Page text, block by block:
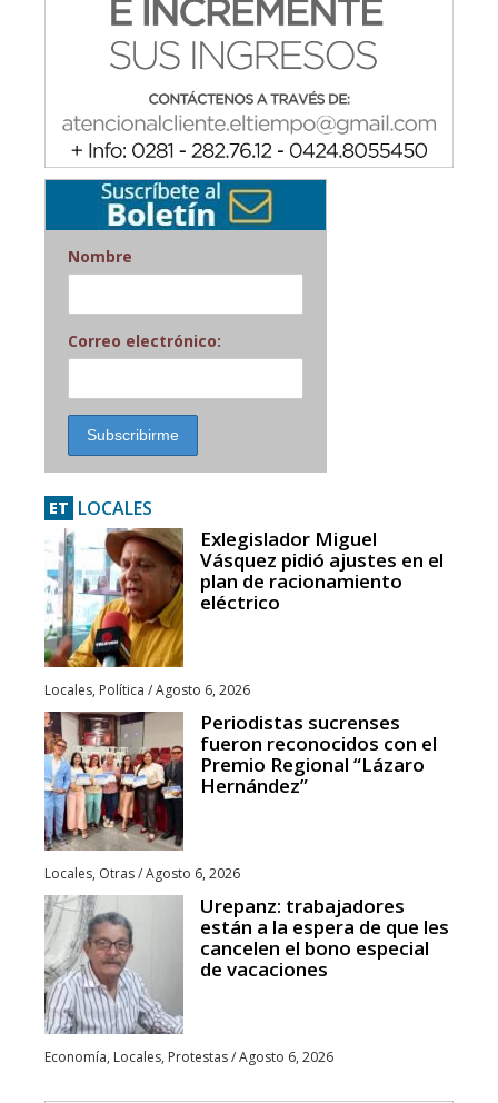
Nombre
Correo electrónico:
ET LOCALES
Exlegislador Miguel
Vásquez pidió ajustes en el
plan de racionamiento
eléctrico
Locales, Política /Agosto 6, 2026
Periodistas sucrenses
fueron reconocidos con el
Premio Regional “Lázaro
Hernández”
Locales, Otras/Agosto 6, 2026
Urepanz: trabajadores
están a la espera de que les
cancelen el bono especial
de vacaciones
Economía, Locales, Protestas/Agosto 6, 2026